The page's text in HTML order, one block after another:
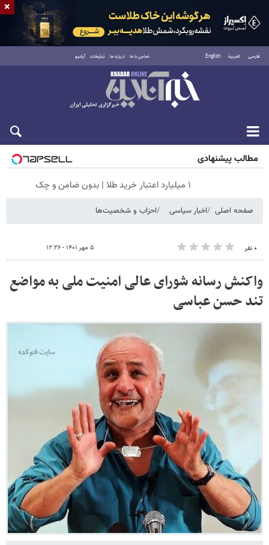
فارسی العربية English تماس با ما درباره ما تبلیغات آرشیو
جمعه ۱۶ مرداد ۱۴۰۵
مطالب پیشنهادی
۱ میلیارد اعتبار خرید طلا | بدون ضامن و چک
صفحه اصلی اخبار سیاسی احزاب و شخصیت‌ها
۰ نفر ۵ مهر ۱۴۰۱ - ۱۲:۲۶
واکنش رسانه شورای عالی امنیت ملی به مواضع
تند حسن عباسی
×